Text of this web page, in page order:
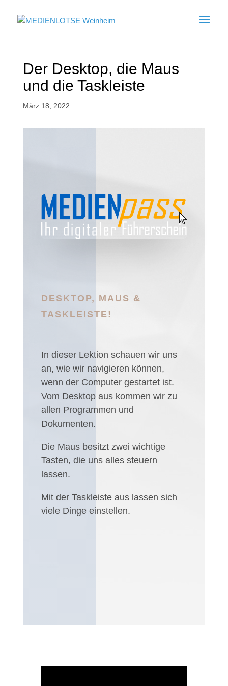
Der Desktop, die Maus
und die Taskleiste
März 18, 2022
DESKTOP, MAUS &
TASKLEISTE!
In dieser Lektion schauen wir uns
an, wie wir navigieren können,
wenn der Computer gestartet ist.
Vom Desktop aus kommen wir zu
allen Programmen und
Dokumenten.
Die Maus besitzt zwei wichtige
Tasten, die uns alles steuern
lassen.
Mit der Taskleiste aus lassen sich
viele Dinge einstellen.